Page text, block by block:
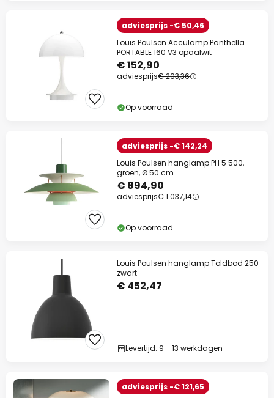
adviesprijs -€ 50,46
Louis Poulsen Acculamp Panthella
PORTABLE 160 V3 opaalwit
€ 152,90
adviesprijs€ 203,36
Op voorraad
adviesprijs -€ 142,24
Louis Poulsen hanglamp PH 5 500,
groen, Ø 50 cm
€ 894,90
adviesprijs€ 1.037,14
Op voorraad
Louis Poulsen hanglamp Toldbod 250
zwart
€ 452,47
Levertijd: 9 - 13 werkdagen
adviesprijs -€ 121,65